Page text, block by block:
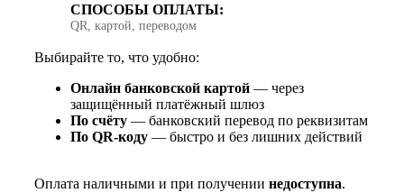
СПОСОБЫ ОПЛАТЫ:
QR, картой, переводом
Выбирайте то, что удобно:
Онлайн банковской картой — через
защищённый платёжный шлюз
По счёту — банковский перевод по реквизитам
По QR‑коду — быстро и без лишних действий
Оплата наличными и при получении недоступна.